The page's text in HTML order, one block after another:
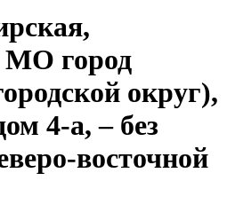
МО город
округ),
4-а, – без
восточной